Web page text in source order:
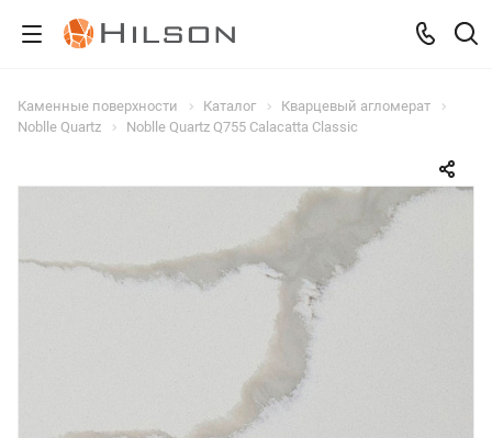
Каменные поверхности Каталог
Кварцевый агломерат
Noblle Quartz
Noblle Quartz Q755 Calacatta Classic